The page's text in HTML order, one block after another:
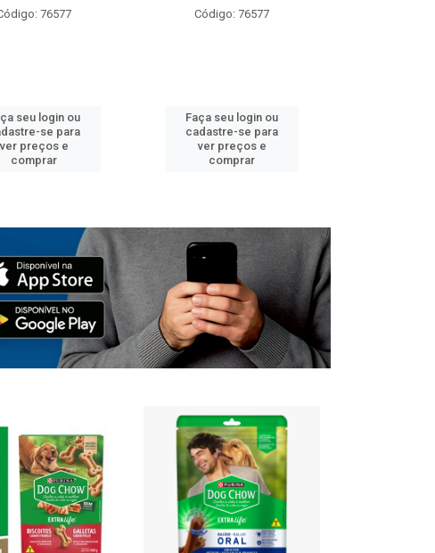
76577
seu login ou
se para
ver preços e
comprar
Código: 76577
Faça seu login ou
cadastre-se para
ver preços e
comprar